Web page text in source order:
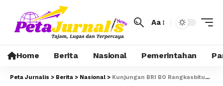
Aa
Home Berita Nasional Pemerintahan
Peta Jurnalis > Berita > Nasional > Kunjungan BRI BO Rangkasbitung ke Polres Lebak, Tingkatkan Kerjasama Keamanan dan Penanganan Hukum